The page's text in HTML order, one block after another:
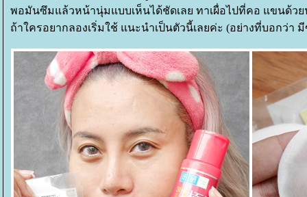
พอมันซึมแล้วหน้านุ่มแบบเห็นได้ชัดเลย ทาเผื่อไปที่คอ แขนด้ว
ถ้าใครอยากลองเริ่มใช้ แนะนำเป็นตัวนี้เลยค่ะ (อย่างที่บอกว่า